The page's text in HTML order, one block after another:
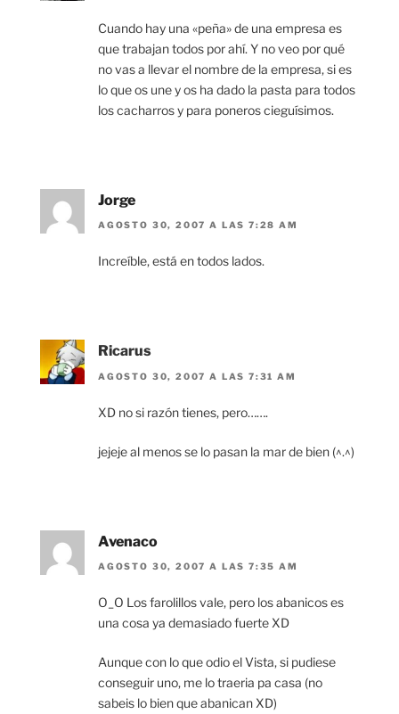
Cuando hay una «peña» de una empresa es
que trabajan todos por ahí. Y no veo por qué
no vas a llevar el nombre de la empresa, si es
lo que os une y os ha dado la pasta para todos
los cacharros y para poneros cieguísimos.
Jorge
AGOSTO 30, 2007 A LAS 7:28 AM
Increíble, está en todos lados.
Ricarus
AGOSTO 30, 2007 A LAS 7:31 AM
XD no si razón tienes, pero…….
jejeje al menos se lo pasan la mar de bien (^.^)
Avenaco
AGOSTO 30, 2007 A LAS 7:35 AM
O_O Los farolillos vale, pero los abanicos es
una cosa ya demasiado fuerte XD
Aunque con lo que odio el Vista, si pudiese
conseguir uno, me lo traeria pa casa (no
sabeis lo bien que abanican XD)